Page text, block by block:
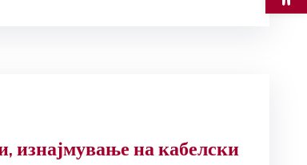
изнајмување на кабелски